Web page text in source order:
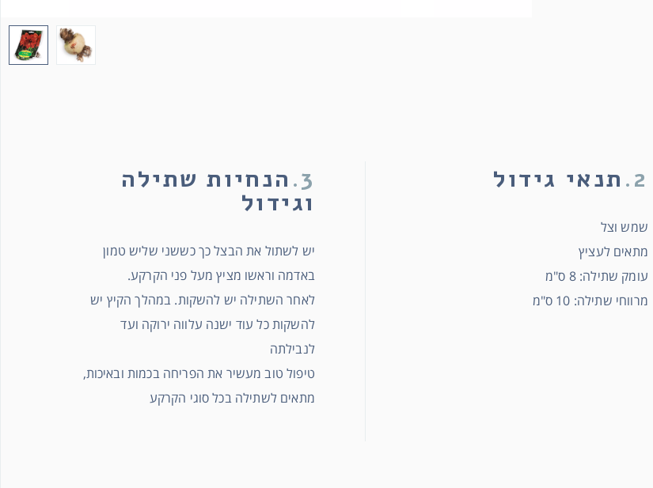
2. תנאי גידול
שמש וצל
מתאים לעציץ
עומק שתילה: 8 ס"מ
מרווחי שתילה: 10 ס"מ
3. הנחיות שתילה
וגידול
יש לשתול את הבצל כך כששני שליש טמון
באדמה וראשו מציץ מעל פני הקרקע.
לאחר השתילה יש להשקות. במהלך הקיץ יש
להשקות כל עוד ישנה עלווה ירוקה ועד
לנבילתה
טיפול טוב מעשיר את הפריחה בכמות ובאיכות,
מתאים לשתילה בכל סוגי הקרקע